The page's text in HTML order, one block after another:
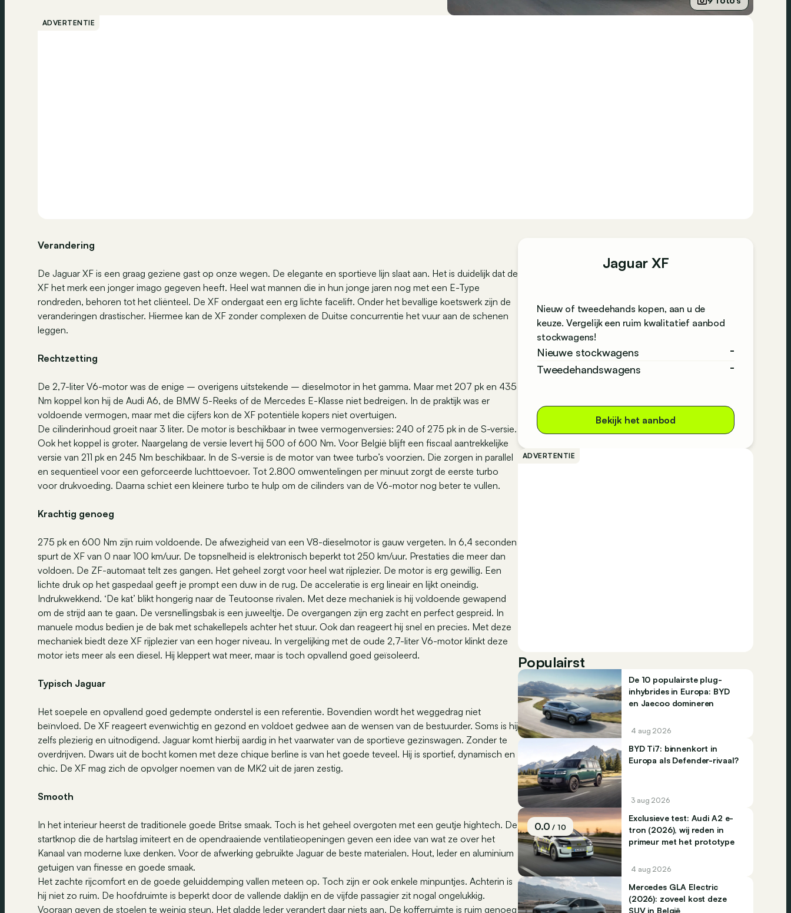
ADVERTENTIE
Verandering
De Jaguar XF is een graag geziene gast op onze wegen. De elegante en sportieve lijn slaat aan. Het is duidelijk dat de
XF het merk een jonger imago gegeven heeft. Heel wat mannen die in hun jonge jaren nog met een E-Type
rondreden, behoren tot het cliënteel. De XF ondergaat een erg lichte facelift. Onder het bevallige koetswerk zijn de
veranderingen drastischer. Hiermee kan de XF zonder complexen de Duitse concurrentie het vuur aan de schenen
leggen.
Rechtzetting
De 2,7-liter V6-motor was de enige – overigens uitstekende – dieselmotor in het gamma. Maar met 207 pk en 435
Nm koppel kon hij de Audi A6, de BMW 5-Reeks of de Mercedes E-Klasse niet bedreigen. In de praktijk was er
voldoende vermogen, maar met die cijfers kon de XF potentiële kopers niet overtuigen.
De cilinderinhoud groeit naar 3 liter. De motor is beschikbaar in twee vermogenversies: 240 of 275 pk in de S-versie.
Ook het koppel is groter. Naargelang de versie levert hij 500 of 600 Nm. Voor België blijft een fiscaal aantrekkelijke
versie van 211 pk en 245 Nm beschikbaar. In de S-versie is de motor van twee turbo’s voorzien. Die zorgen in parallel
en sequentieel voor een geforceerde luchttoevoer. Tot 2.800 omwentelingen per minuut zorgt de eerste turbo
voor drukvoeding. Daarna schiet een kleinere turbo te hulp om de cilinders van de V6-motor nog beter te vullen.
Krachtig genoeg
275 pk en 600 Nm zijn ruim voldoende. De afwezigheid van een V8-dieselmotor is gauw vergeten. In 6,4 seconden
spurt de XF van 0 naar 100 km/uur. De topsnelheid is elektronisch beperkt tot 250 km/uur. Prestaties die meer dan
voldoen. De ZF-automaat telt zes gangen. Het geheel zorgt voor heel wat rijplezier. De motor is erg gewillig. Een
lichte druk op het gaspedaal geeft je prompt een duw in de rug. De acceleratie is erg lineair en lijkt oneindig.
Indrukwekkend. ‘De kat’ blikt hongerig naar de Teutoonse rivalen. Met deze mechaniek is hij voldoende gewapend
om de strijd aan te gaan. De versnellingsbak is een juweeltje. De overgangen zijn erg zacht en perfect gespreid. In
manuele modus bedien je de bak met schakellepels achter het stuur. Ook dan reageert hij snel en precies. Met deze
mechaniek biedt deze XF rijplezier van een hoger niveau. In vergelijking met de oude 2,7-liter V6-motor klinkt deze
motor iets meer als een diesel. Hij kleppert wat meer, maar is toch opvallend goed geïsoleerd.
Typisch Jaguar
Het soepele en opvallend goed gedempte onderstel is een referentie. Bovendien wordt het weggedrag niet
beïnvloed. De XF reageert evenwichtig en gezond en voldoet gedwee aan de wensen van de bestuurder. Soms is hij
zelfs plezierig en uitnodigend. Jaguar komt hierbij aardig in het vaarwater van de sportieve gezinswagen. Zonder te
overdrijven. Dwars uit de bocht komen met deze chique berline is van het goede teveel. Hij is sportief, dynamisch en
chic. De XF mag zich de opvolger noemen van de MK2 uit de jaren zestig.
Smooth
In het interieur heerst de traditionele goede Britse smaak. Toch is het geheel overgoten met een geutje hightech. De
startknop die de hartslag imiteert en de opendraaiende ventilatieopeningen geven een idee van wat ze over het
Kanaal van moderne luxe denken. Voor de afwerking gebruikte Jaguar de beste materialen. Hout, leder en aluminium
getuigen van finesse en goede smaak.
Het zachte rijcomfort en de goede geluiddemping vallen meteen op. Toch zijn er ook enkele minpuntjes. Achterin is
hij niet zo ruim. De hoofdruimte is beperkt door de vallende daklijn en de vijfde passagier zit nogal ongelukkig.
Vooraan geven de stoelen te weinig steun. Het gladde leder verandert daar niets aan. De kofferruimte is ruim genoeg
Jaguar XF
Nieuw of tweedehands kopen, aan u de
keuze. Vergelijk een ruim kwalitatief aanbod
stockwagens!
Nieuwe stockwagens
-
Tweedehandswagens
-
Bekijk het aanbod
ADVERTENTIE
Populairst
De 10 populairste plug-
inhybrides in Europa: BYD
en Jaecoo domineren
4 aug 2026
BYD Ti7: binnenkort in
Europa als Defender-rivaal?
3 aug 2026
0.0/ 10
Exclusieve test: Audi A2 e-
tron (2026), wij reden in
primeur met het prototype
4 aug 2026
Mercedes GLA Electric
(2026): zoveel kost deze
SUV in België